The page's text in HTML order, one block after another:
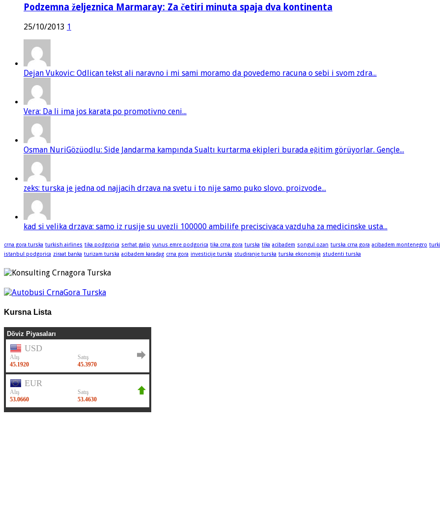
Podzemna željeznica Marmaray: Za četiri minuta spaja dva kontinenta
25/10/2013 1
Dejan Vukovic: Odlican tekst ali naravno i mi sami moramo da povedemo racuna o sebi i svom zdra...
Vera: Da li ima jos karata po promotivno ceni...
Osman NuriGözüodlu: Side Jandarma kampında Sualtı kurtarma ekipleri burada eğitim görüyorlar. Gençle...
zeks: turska je jedna od najjacih drzava na svetu i to nije samo puko slovo. proizvode...
kad si velika drzava: samo iz rusije su uvezli 100000 ambilife preciscivaca vazduha za medicinske usta...
crna gora turska turkish airlines tika podgorica serhat galip yunus emre podgorica tika crna gora turska tika acibadem songul ozan turska crna gora acibadem montenegro
istanbul podgorica ziraat banka turizam turska acibadem karadag crna gora investicije turska studiranje turska turska ekonomija studenti turska
Kursna Lista